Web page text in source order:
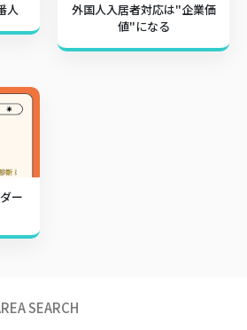
人
外国人入居者対応は"企業価
値"になる
ー
SEARCH